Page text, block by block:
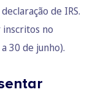
de IRS.
inscritos no
30 de junho).